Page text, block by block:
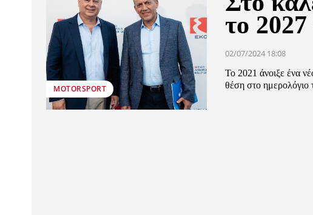
MOTORSPORT
το
02/07/2024 18:08
Το 2021 άνοιξε ένα
θέση στο